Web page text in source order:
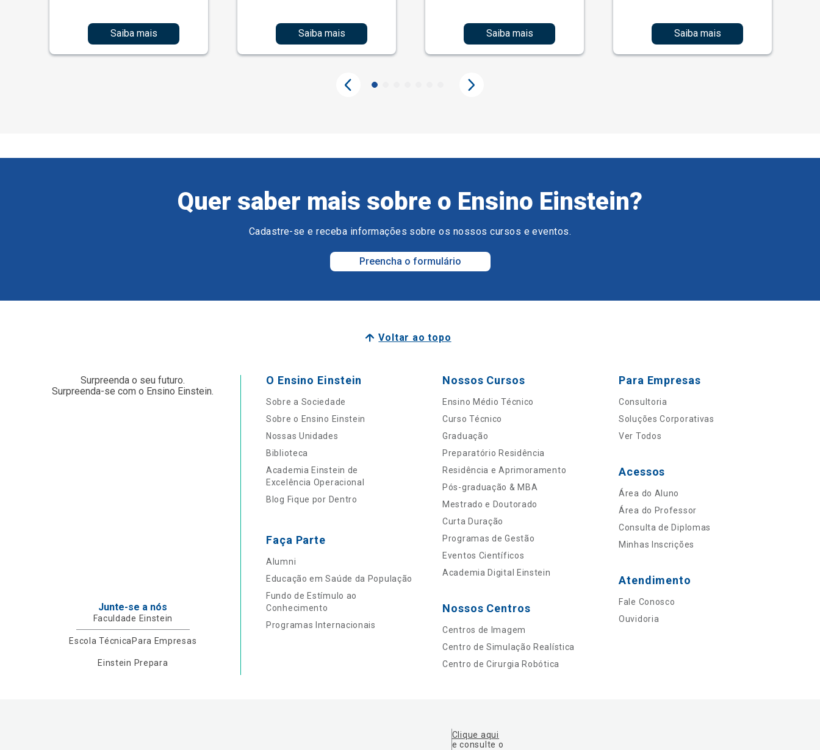
Saiba mais Saiba mais Saiba mais Saiba mais
Quer saber mais sobre o Ensino Einstein?
Cadastre-se e receba informações sobre os nossos cursos e eventos.
Preencha o formulário
Voltar ao topo
Surpreenda o seu futuro.
Surpreenda-se com o Ensino Einstein.
Junte-se a nós
Faculdade Einstein
Escola TécnicaPara Empresas
Einstein Prepara
O Ensino Einstein
Sobre a Sociedade
Sobre o Ensino Einstein
Nossas Unidades
Biblioteca
Academia Einstein de
Excelência Operacional
Blog Fique por Dentro
Faça Parte
Alumni
Educação em Saúde da População
Fundo de Estímulo ao
Conhecimento
Programas Internacionais
Nossos Cursos
Ensino Médio Técnico
Curso Técnico
Graduação
Preparatório Residência
Residência e Aprimoramento
Pós-graduação & MBA
Mestrado e Doutorado
Curta Duração
Programas de Gestão
Eventos Científicos
Academia Digital Einstein
Nossos Centros
Centros de Imagem
Centro de Simulação Realística
Centro de Cirurgia Robótica
Para Empresas
Consultoria
Soluções Corporativas
Ver Todos
Acessos
Área do Aluno
Área do Professor
Consulta de Diplomas
Minhas Inscrições
Atendimento
Fale Conosco
Ouvidoria
Clique aqui
e consulte o